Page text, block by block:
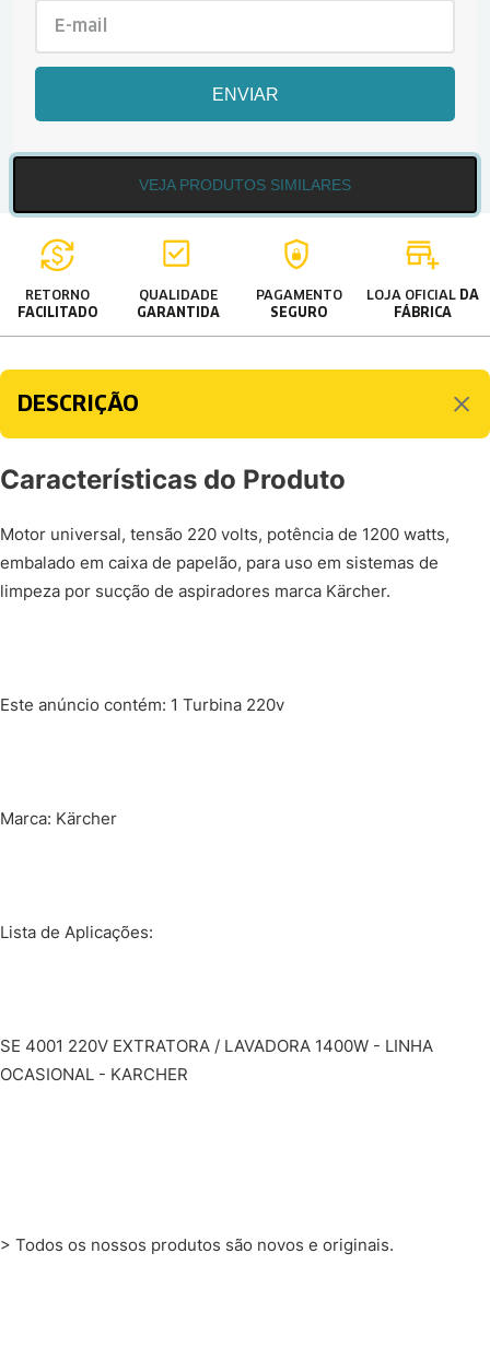
ENVIAR
VEJA PRODUTOS SIMILARES
RETORNO
FACILITADO
QUALIDADE
GARANTIDA
PAGAMENTO
SEGURO
LOJA OFICIAL DA
FÁBRICA
DESCRIÇÃO
Características do Produto
Motor universal, tensão 220 volts, potência de 1200 watts,
embalado em caixa de papelão, para uso em sistemas de
limpeza por sucção de aspiradores marca Kärcher.
Este anúncio contém: 1 Turbina 220v
Marca: Kärcher
Lista de Aplicações:
SE 4001 220V EXTRATORA / LAVADORA 1400W - LINHA
OCASIONAL - KARCHER
> Todos os nossos produtos são novos e originais.